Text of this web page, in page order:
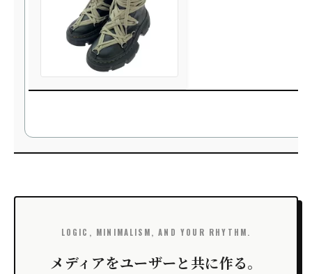
LOGIC, MINIMALISM, AND YOUR RHYTHM.
メディアをユーザーと共に作る。